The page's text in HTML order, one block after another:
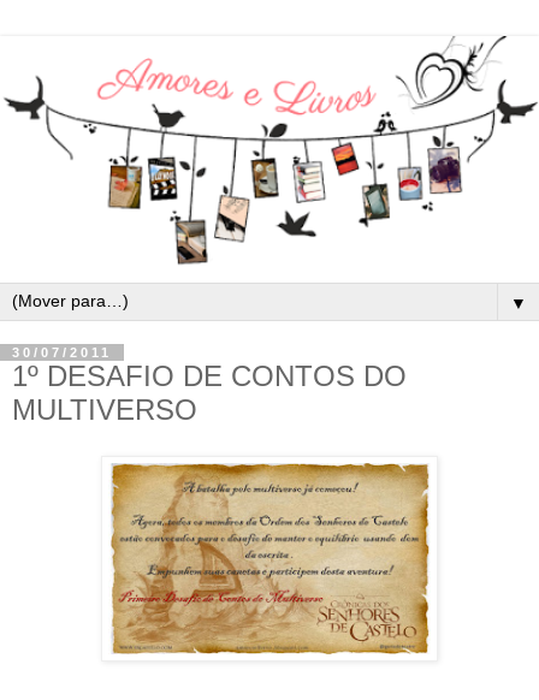
▼
30/07/2011
1º DESAFIO DE CONTOS DO
MULTIVERSO